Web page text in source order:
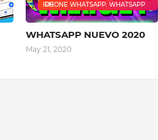
IPHONE WHATSAPP. WHATSAPP IOS
WHATSAPP NUEVO 2020
May 21, 2020